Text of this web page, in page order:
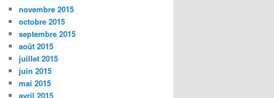
novembre 2015
octobre 2015
septembre 2015
août 2015
juillet 2015
juin 2015
mai 2015
avril 2015